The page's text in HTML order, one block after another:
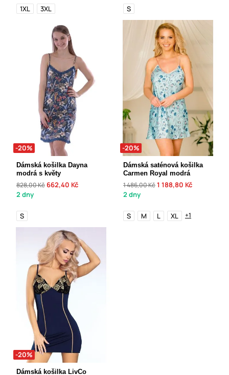
1XL 3XL S
-20%
Dámská košilka Dayna
modrá s květy
828,00 Kč 662,40 Kč
2 dny
S
-20%
Dámská saténová košilka
Carmen Royal modrá
1 486,00 Kč1 188,80 Kč
2 dny
S M L XL +1
-20%
Dámská košilka LivCo